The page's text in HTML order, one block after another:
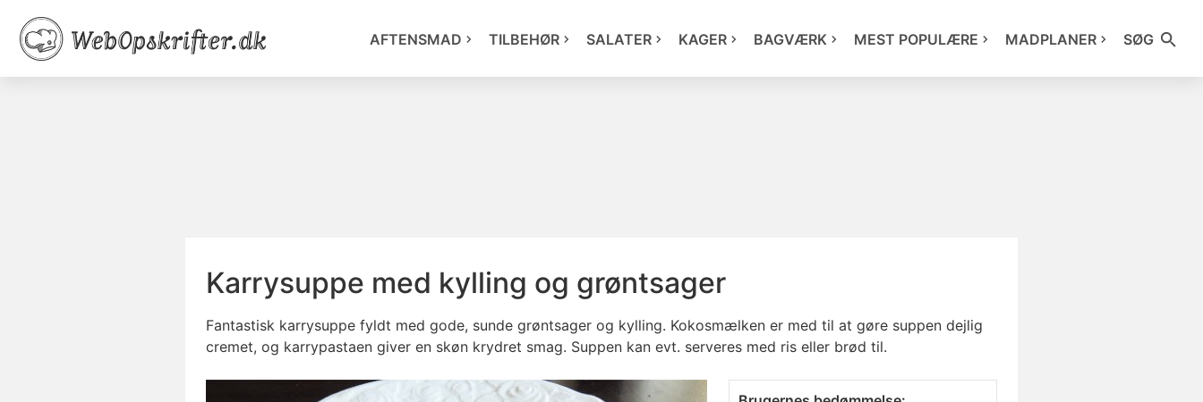
AFTENSMAD TILBEHØR SALATER KAGER BAGVÆRK MEST POPULÆRE MADPLANER SØG
Karrysuppe med kylling og grøntsager
Fantastisk karrysuppe fyldt med gode, sunde grøntsager og kylling. Kokosmælken er med til at gøre suppen dejlig
cremet, og karrypastaen giver en skøn krydret smag. Suppen kan evt. serveres med ris eller brød til.